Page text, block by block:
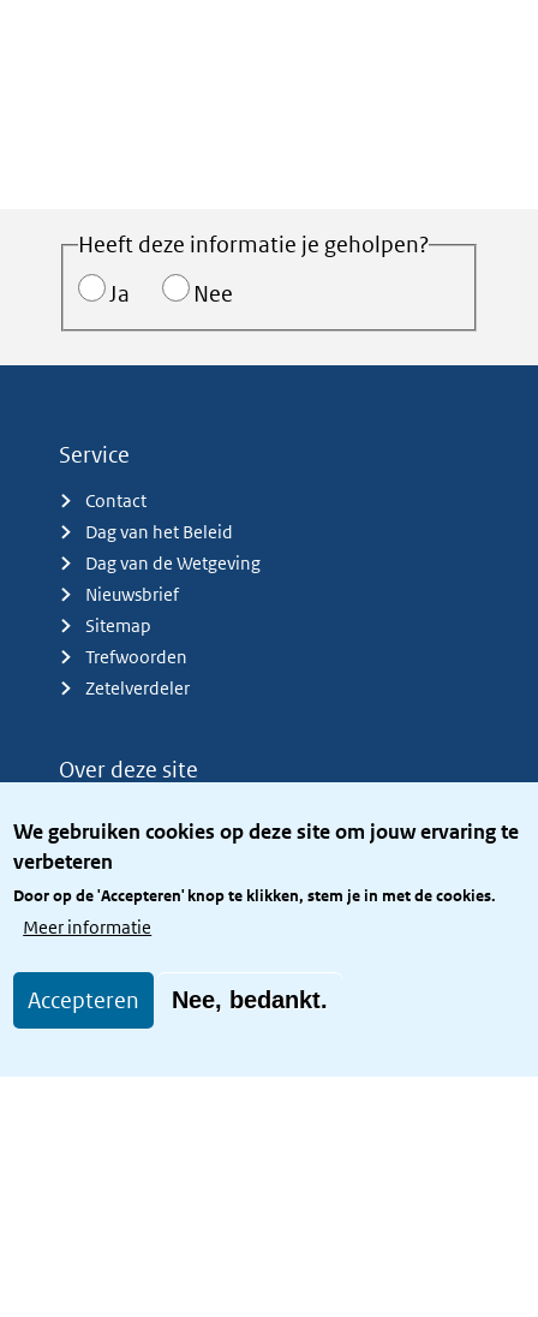
We gebruiken cookies op deze site om jouw ervaring te
verbeteren
Door op de 'Accepteren' knop te klikken, stem je in met de cookies.
Meer informatie
Accepteren Nee, bedankt.
Heeft deze informatie je geholpen?
Ja
Nee
Service
Contact
Dag van het Beleid
Dag van de Wetgeving
Nieuwsbrief
Sitemap
Trefwoorden
Zetelverdeler
Over deze site
Privacy
Toegang site openbaar
Toegankelijkheid